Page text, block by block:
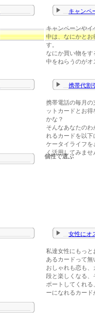
キャンペ
キャンペーンや
中は、なにかと
す。
なにか買い物をす
中をねらうのがオ
携帯代割
携帯電話の毎月の
ットカードとお
かな？
そんなあなたのわ
れるカードを以下
ケータイライフを
く活用してみませ
個性で選ぶ
女性にオ
私達女性にもっ
あるカードって無
おしゃれも恋も
段と楽しくなる
ポートしてくれる
ーになれるカード